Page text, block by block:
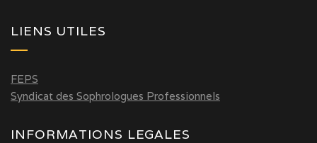
LIENS UTILES
FEPS
Syndicat des Sophrologues Professionnels
INFORMATIONS LEGALES